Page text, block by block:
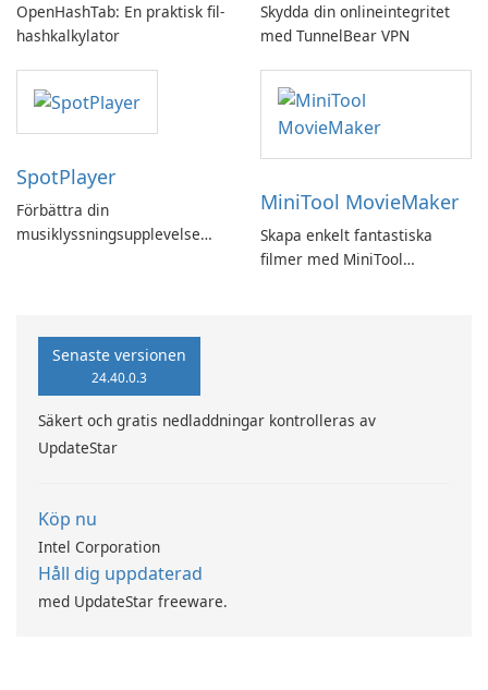
OpenHashTab: En praktisk fil-
hashkalkylator
Skydda din onlineintegritet
med TunnelBear VPN
SpotPlayer
Förbättra din
musiklyssningsupplevelse
MiniTool MovieMaker
Skapa enkelt fantastiska
filmer med MiniTool
Senaste versionen
24.40.0.3
Säkert och gratis nedladdningar kontrolleras av
UpdateStar
Köp nu
Intel Corporation
Håll dig uppdaterad
med UpdateStar freeware.